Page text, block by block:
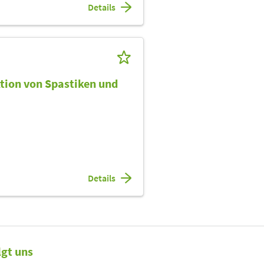
Details
von Spastiken und
Details
uns